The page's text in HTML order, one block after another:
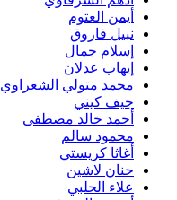
أيمن العتوم
نبيل فاروق
إسلام جمال
إيهاب عدلان
محمد متولي الشعراوي
جيف كيني
أحمد خالد مصطفى
محمود سالم
أغاثا كريستي
حنان لاشين
علاء الحلبي